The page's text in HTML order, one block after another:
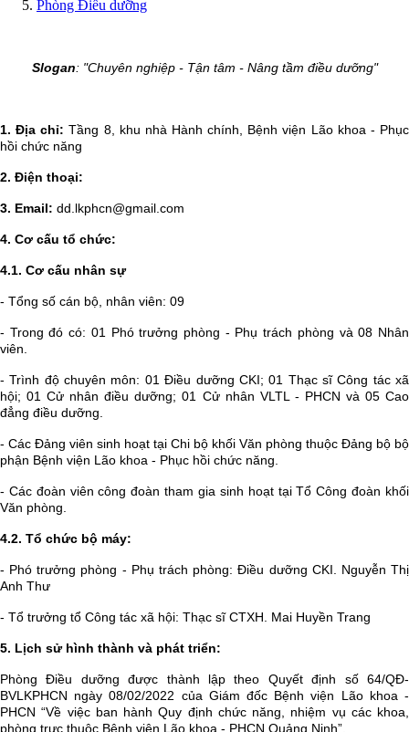
Phòng Điều dưỡng
Slogan: "Chuyên nghiệp - Tận tâm - Nâng tầm điều dưỡng"
1. Địa chỉ: Tầng 8, khu nhà Hành chính, Bệnh viện Lão khoa - Phục
hồi chức năng
2. Điện thoại:
3. Email: dd.lkphcn@gmail.com
4. Cơ cấu tổ chức:
4.1. Cơ cấu nhân sự
- Tổng số cán bộ, nhân viên: 09
- Trong đó có: 01 Phó trưởng phòng - Phụ trách phòng và 08 Nhân
viên.
- Trình độ chuyên môn: 01 Điều dưỡng CKI; 01 Thạc sĩ Công tác xã
hội; 01Cử nhân điều dưỡng; 01 Cử nhân VLTL - PHCN và 05Cao
đẳng điều dưỡng.
- Các Đảng viên sinh hoạt tại Chi bộ khối Văn phòng thuộc Đảng bộ bộ
phận Bệnh viện Lão khoa - Phục hồi chức năng.
- Các đoàn viên công đoàn tham gia sinh hoạt tại Tổ Công đoàn khối
Văn phòng.
4.2. Tổ chức bộ máy:
- Phó trưởng phòng - Phụ trách phòng: Điều dưỡng CKI. Nguyễn Thị
Anh Thư
- Tổ trưởng tổ Công tác xã hội: Thạc sĩ CTXH. Mai Huyền Trang
5. Lịch sử hình thành và phát triển:
Phòng Điều dưỡng được thành lập theo Quyết định số 64/QĐ-
BVLKPHCN ngày 08/02/2022 của Giám đốc Bệnh viện Lão khoa -
PHCN “Về việc ban hành Quy định chức năng, nhiệm vụ các khoa,
phòng trực thuộc Bệnh viện Lão khoa - PHCN Quảng Ninh”.